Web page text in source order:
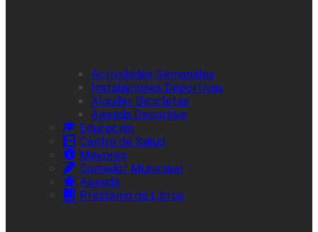
Actividades Semanales
Instalaciones Deportivas
Alquiler Bicicletas
Agenda Deportiva
Educación
Centro de Salud
Mayores
Comedor Municipal
Agenda
Préstamo de Libros